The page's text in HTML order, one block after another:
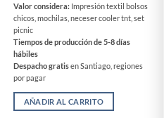
Valor considera: Impresión textil bolsos
chicos, mochilas, neceser cooler tnt, set
picnic
Tiempos de producción de 5-8 días
hábiles
Despacho gratisen Santiago, regiones
por pagar
AÑADIR AL CARRITO